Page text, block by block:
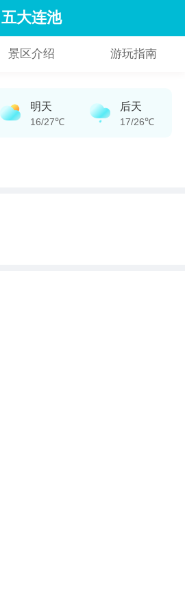
五大连池
景区介绍 游玩指南
明天
16/27℃
后天
17/26℃